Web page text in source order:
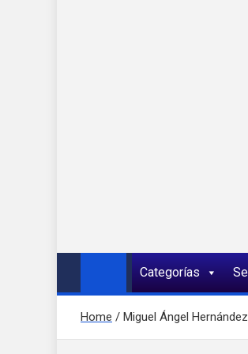
Categorías
Home Miguel Ángel Hernández